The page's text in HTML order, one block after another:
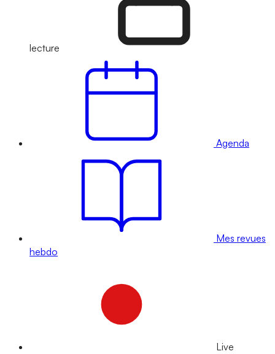
lecture
Agenda
Mes revues
hebdo
Live